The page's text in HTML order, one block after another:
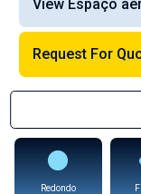
View Espaço
Request For
Redondo